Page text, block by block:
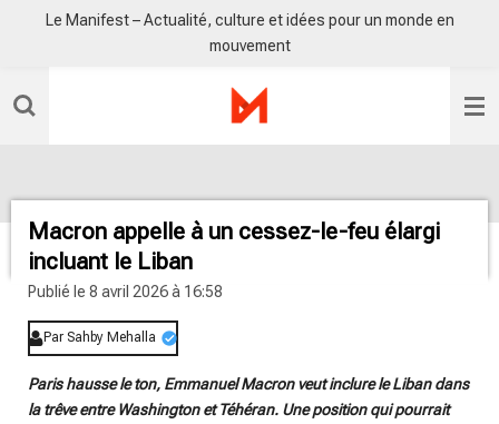
Passer
principal
Le Manifest – Actualité, culture et idées pour un monde en
mouvement
Macron appelle à un cessez-le-feu élargi
incluant le Liban
Publié le 8 avril 2026 à 16:58
Par Sahby Mehalla
Paris hausse le ton, Emmanuel Macron veut inclure le Liban dans
la trêve entre Washington et Téhéran. Une position qui pourrait